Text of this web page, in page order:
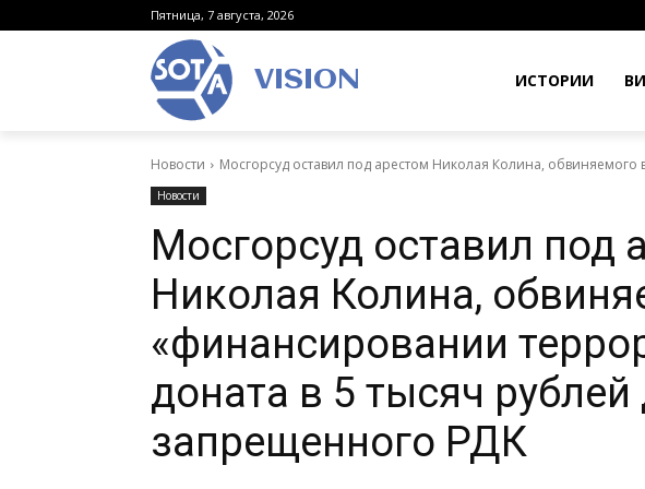
Пятница, 7 августа, 2026
VISION ИСТОРИИ
Новости Мосгорсуд оставил под арестом Николая Колина,
Новости
Мосгорсуд оставил под
Николая Колина,
«финансировании
доната в 5 тысяч рублей
запрещенного РДК